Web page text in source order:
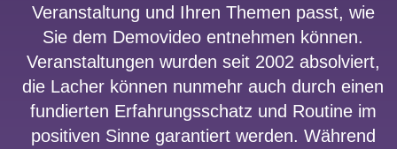
Veranstaltung und Ihren Themen passt, wie
Sie dem Demovideo entnehmen können.
Veranstaltungen wurden seit 2002 absolviert,
die Lacher können nunmehr auch durch einen
fundierten Erfahrungsschatz und Routine im
positiven Sinne garantiert werden. Während